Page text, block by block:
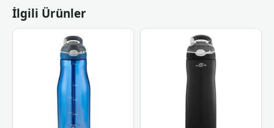
İlgili Ürünler